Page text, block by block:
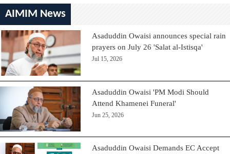
AIMIM News
Asaduddin Owaisi announces special rain
prayers on July 26 'Salat al-Istisqa'
Jul 15, 2026
Asaduddin Owaisi 'PM Modi Should
Attend Khamenei Funeral'
Jun 25, 2026
Asaduddin Owaisi Demands EC Accept